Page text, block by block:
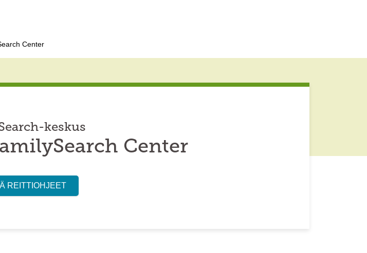
Center
keskus
Center
REITTIOHJEET